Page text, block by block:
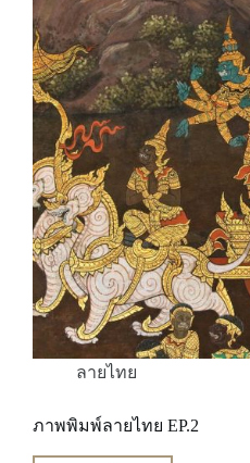
ลายไทย
ภาพพิมพ์ลายไทย EP.2